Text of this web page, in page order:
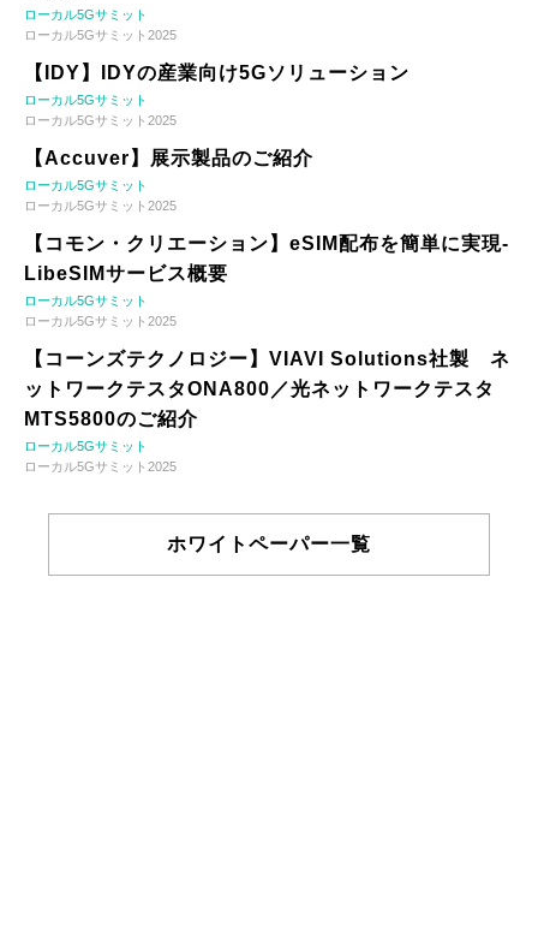
ローカル5Gサミット
ローカル5Gサミット2025
【IDY】IDYの産業向け5Gソリューション
ローカル5Gサミット
ローカル5Gサミット2025
【Accuver】展示製品のご紹介
ローカル5Gサミット
ローカル5Gサミット2025
【コモン・クリエーション】eSIM配布を簡単に実現-
LibeSIMサービス概要
ローカル5Gサミット
ローカル5Gサミット2025
【コーンズテクノロジー】VIAVI Solutions社製 ネ
ットワークテスタONA800／光ネットワークテスタ
MTS5800のご紹介
ローカル5Gサミット
ローカル5Gサミット2025
ホワイトペーパー一覧